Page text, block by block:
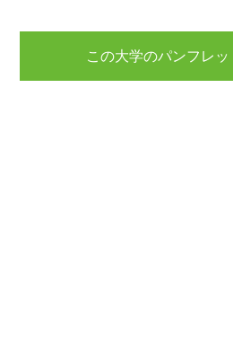
この大学のパンフレ